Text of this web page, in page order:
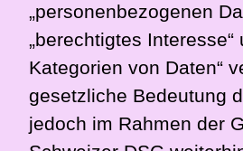
„personenbezogenen
„berechtigtes Interesse“
Kategorien von Daten“
gesetzliche Bedeutung
jedoch im Rahmen der